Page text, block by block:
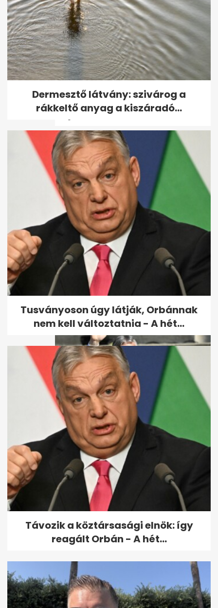
98 éves Benedek Gábor, a
legidősebb magyar olimpiai
bajnok - volt,...
Egerszegi Krisztina 50 éves
Orbán Viktorért tartanak
szentmisét a születésnapján
Budapesten
Dermesztő látvány: szivárog a
rákkeltő anyag a kiszáradó...
Tusványoson úgy látják, Orbánnak
nem kell változtatnia - A hét...
Távozik a köztársasági elnök: így
reagált Orbán - A hét...